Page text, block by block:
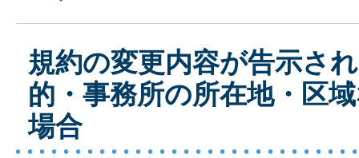
規約の変更内容が告示さ
的・事務所の所在地・区
場合